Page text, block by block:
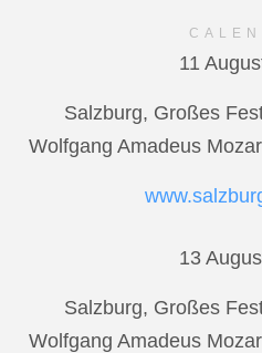
11
Salzburg, Großes
Wolfgang Amadeus
13
Salzburg, Großes
Wolfgang Amadeus